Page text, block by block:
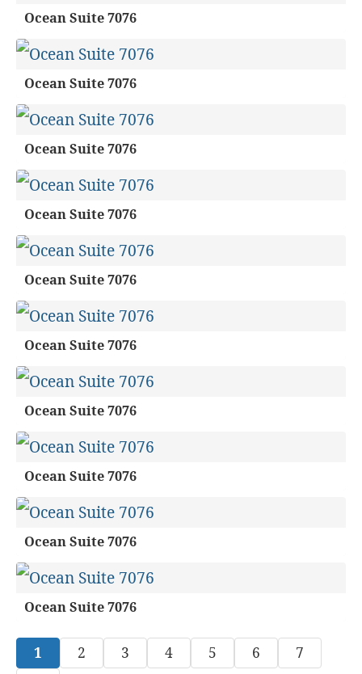
Ocean Suite 7076
Ocean Suite 7076
Ocean Suite 7076
Ocean Suite 7076
Ocean Suite 7076
Ocean Suite 7076
Ocean Suite 7076
Ocean Suite 7076
Ocean Suite 7076
Ocean Suite 7076
1 2 3 4 5 6 7